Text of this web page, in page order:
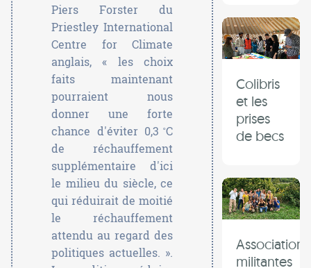
Piers Forster du
Priestley International
Centre for Climate
anglais, « les choix
faits maintenant
pourraient nous
donner une forte
chance d'éviter 0,3 ̊C
de réchauffement
supplémentaire d'ici
le milieu du siècle, ce
qui réduirait de moitié
le réchauffement
attendu au regard des
politiques actuelles. ».
Colibris
et les
prises
de becs
Associations
militantes